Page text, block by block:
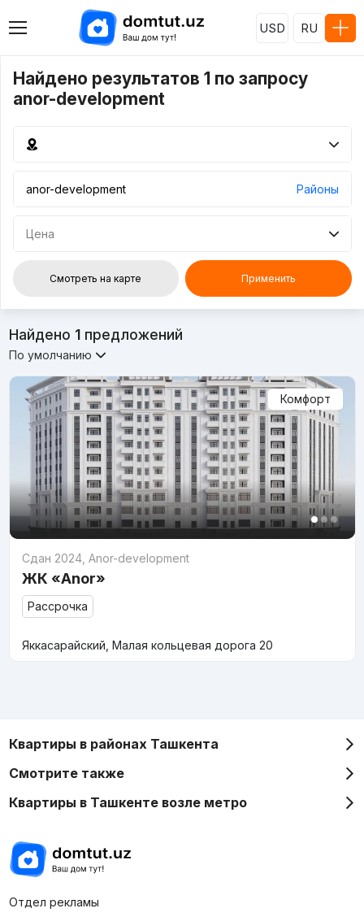
USD RU
Найдено результатов 1 по запросу
anor-development
Районы
Цена
Смотреть на карте Применить
Найдено 1предложений
По умолчанию
Комфорт
Сдан 2024, Anor-development
ЖК «Anor»
Рассрочка
Яккасарайский, Малая кольцевая дорога 20
Квартиры в районах Ташкента
Смотрите также
Квартиры в Ташкенте возле метро
Отдел рекламы